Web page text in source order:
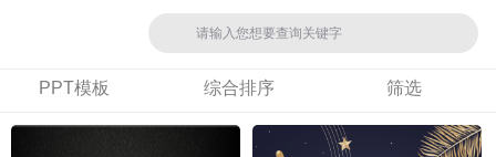
PPT模板 综合排序 筛选